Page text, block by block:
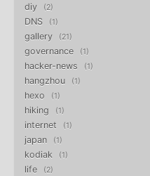
diy 2
DNS 1
gallery 21
governance 1
hacker-news 1
hangzhou 1
hexo 1
hiking 1
internet 1
japan 1
kodiak 1
life 2